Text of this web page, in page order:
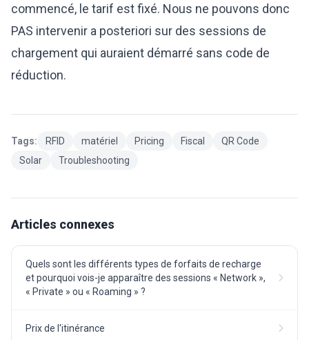
commencé, le tarif est fixé. Nous ne pouvons donc
PAS intervenir a posteriori sur des sessions de
chargement qui auraient démarré sans code de
réduction.
Tags: RFID matériel Pricing Fiscal
QR Code
Solar
Troubleshooting
Articles connexes
Quels sont les différents types de forfaits de recharge
et pourquoi vois-je apparaître des sessions « Network »,
« Private » ou « Roaming » ?
Prix de l'itinérance